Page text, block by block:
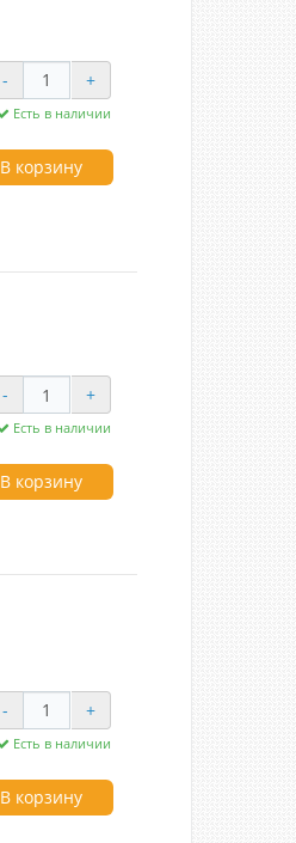
- +
Есть в наличии
В корзину
- +
Есть в наличии
В корзину
- +
Есть в наличии
В корзину